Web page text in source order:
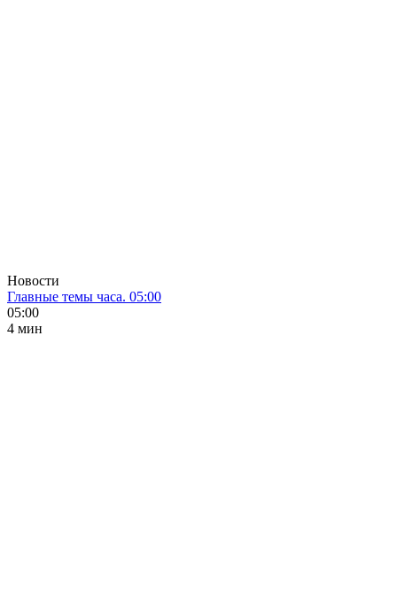
Новости
Главные темы часа. 05:00
05:00
4 мин